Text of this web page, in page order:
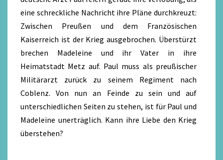
eine schreckliche Nachricht ihre Pläne durchkreuzt:
Zwischen Preußen und dem Französischen
Kaiserreich ist der Krieg ausgebrochen. Überstürzt
brechen Madeleine und ihr Vater in ihre
Heimatstadt Metz auf. Paul muss als preußischer
Militärarzt zurück zu seinem Regiment nach
Coblenz. Von nun an Feinde zu sein und auf
unterschiedlichen Seiten zu stehen, ist für Paul und
Madeleine unerträglich. Kann ihre Liebe den Krieg
überstehen?